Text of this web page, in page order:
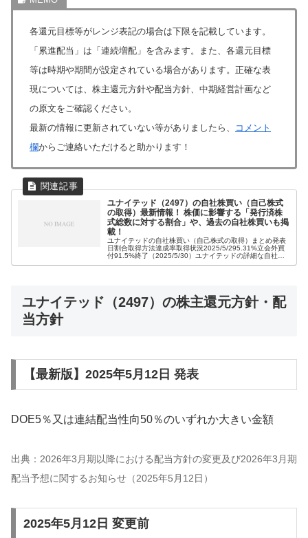
各還元目標等がレンジ表記の場合は下限を記載しています。
「累進配当」は「連続増配」を含みます。また、各還元目標
等は時期や期間が設定されている場合があります。正確な表
現については、株主還元方針や配当方針、中期経営計画など
の原文をご確認ください。
最新の情報に更新されていない等がありましたら、
コメント
欄からご連絡いただけると助かります！
ユナイテッド（2497）の自社株買い（自己株式
の取得）最新情報！ 株価に影響する「発行済株
式総数に対する割合」や、過去の自社株買いも掲
載！
ユナイテッドの自社株買い（自己株式の取得）まとめ発表
日割合取得方法達成率取得状況2025/5/295.31%立会外買
付91.5%終了（2025/5/30）ユナイテッドの詳細な自社株
ユナイテッド（2497）の株主還元方針・配
当方針
【最新版】2025年5月12日 発表
DOE5％又は連結配当性向50％のいずれか大きい金額
出典：2026年3月期以降における配当方針の変更及び2026年3月期
配当予想に関するお知らせ（2025年5月12日）
2025年5月12日 変更前